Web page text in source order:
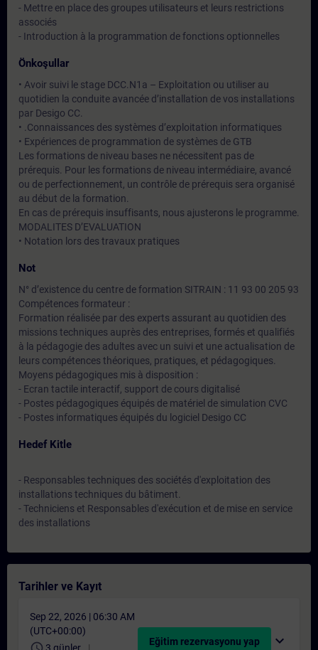
- Mettre en place des groupes utilisateurs et leurs restrictions
associés
- Introduction à la programmation de fonctions optionnelles
Önkoşullar
• Avoir suivi le stage DCC.N1a – Exploitation ou utiliser au
quotidien la conduite avancée d’installation de vos installations
par Desigo CC.
• .Connaissances des systèmes d’exploitation informatiques
• Expériences de programmation de systèmes de GTB
Les formations de niveau bases ne nécessitent pas de
prérequis. Pour les formations de niveau intermédiaire, avancé
ou de perfectionnement, un contrôle de prérequis sera organisé
au début de la formation.
En cas de prérequis insuffisants, nous ajusterons le programme.
MODALITES D’EVALUATION
• Notation lors des travaux pratiques
Not
N° d’existence du centre de formation SITRAIN : 11 93 00 205 93
Compétences formateur :
Formation réalisée par des experts assurant au quotidien des
missions techniques auprès des entreprises, formés et qualifiés
à la pédagogie des adultes avec un suivi et une actualisation de
leurs compétences théoriques, pratiques, et pédagogiques.
Moyens pédagogiques mis à disposition :
- Ecran tactile interactif, support de cours digitalisé
- Postes pédagogiques équipés de matériel de simulation CVC
- Postes informatiques équipés du logiciel Desigo CC
Hedef Kitle
- Responsables techniques des sociétés d'exploitation des
installations techniques du bâtiment.
- Techniciens et Responsables d'exécution et de mise en service
des installations
Tarihler ve Kayıt
Sep 22, 2026 | 06:30 AM
(UTC+00:00)
Eğitim rezervasyonu yap expand_more